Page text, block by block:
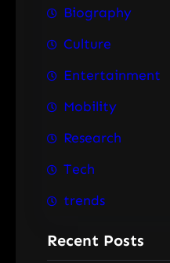
Biography
Culture
Entertainment
Mobility
Research
Tech
trends
Recent Posts